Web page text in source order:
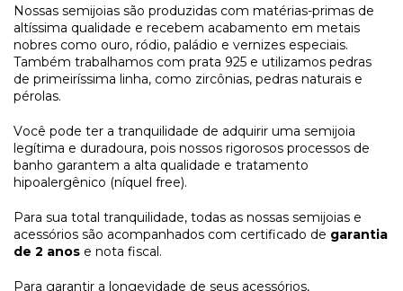
Nossas semijoias são produzidas com matérias-primas de
altíssima qualidade e recebem acabamento em metais
nobres como ouro, ródio, paládio e vernizes especiais.
Também trabalhamos com prata 925 e utilizamos pedras
de primeiríssima linha, como zircônias, pedras naturais e
pérolas.
Você pode ter a tranquilidade de adquirir uma semijoia
legítima e duradoura, pois nossos rigorosos processos de
banho garantem a alta qualidade e tratamento
hipoalergênico (níquel free).
Para sua total tranquilidade, todas as nossas semijoias e
acessórios são acompanhados com certificado de garantia
de 2 anos e nota fiscal.
Para garantir a longevidade de seus acessórios,